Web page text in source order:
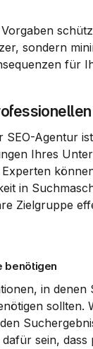
sondern
für
SEO-Agentur
Ihres
in
Zielgruppe
benötigen
in denen
sollten.
sein, dass